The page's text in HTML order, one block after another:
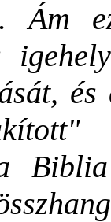
Ám